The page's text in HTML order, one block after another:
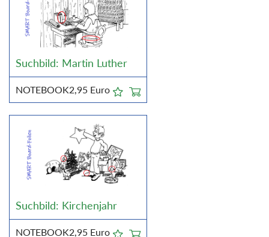
Suchbild: Martin Luther
NOTEBOOK2,95 Euro
Suchbild: Kirchenjahr
NOTEBOOK2,95 Euro